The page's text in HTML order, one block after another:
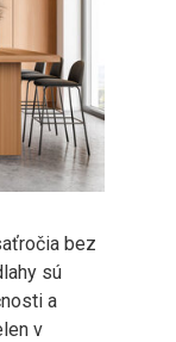
bez
sú
a
v